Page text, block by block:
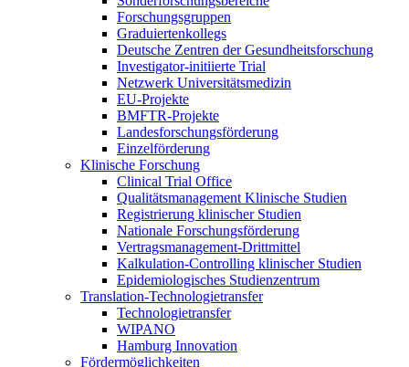
Forschungsgruppen
Graduiertenkollegs
Deutsche Zentren der Gesundheitsforschung
Investigator-initiierte Trial
Netzwerk Universitätsmedizin
EU-Projekte
BMFTR-Projekte
Landesforschungsförderung
Einzelförderung
Klinische Forschung
Clinical Trial Office
Qualitätsmanagement Klinische Studien
Registrierung klinischer Studien
Nationale Forschungsförderung
Vertragsmanagement-Drittmittel
Kalkulation-Controlling klinischer Studien
Epidemiologisches Studienzentrum
Translation-Technologietransfer
Technologietransfer
WIPANO
Hamburg Innovation
Fördermöglichkeiten